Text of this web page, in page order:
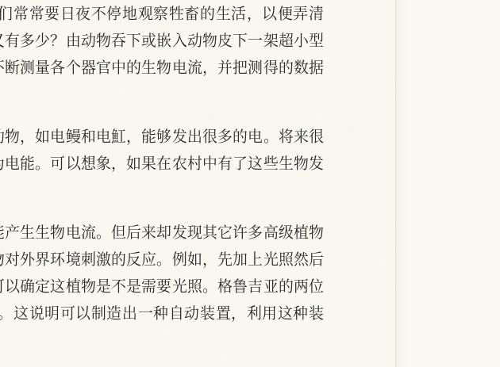
常常要日夜不停地观察牲畜的生活，以便弄清
多少？由动物吞下或嵌入动物皮下一架超小型
测量各个器官中的生物电流，并把测得的数据
，如电鳗和电魟，能够发出很多的电。将来很
能。可以想象，如果在农村中有了这些生物发
生生物电流。但后来却发现其它许多高级植物
外界环境刺激的反应。例如，先加上光照然后
确定这植物是不是需要光照。格鲁吉亚的两位
这说明可以制造出一种自动装置，利用这种装